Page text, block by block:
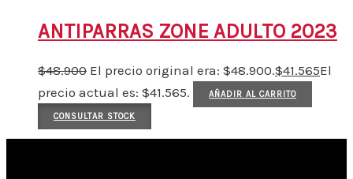
ANTIPARRAS ZONE ADULTO 2023
$48.900 El precio original era: $48.900.$41.565El
precio actual es: $41.565.
AÑADIR AL CARRITO
CONSULTAR STOCK